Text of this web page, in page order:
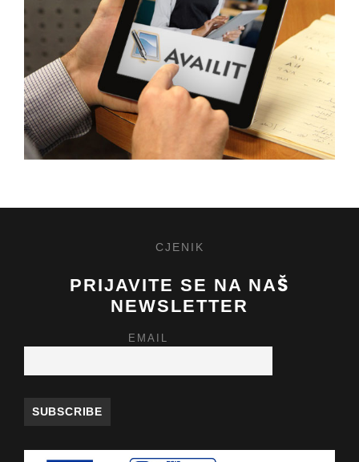
CJENIK
PRIJAVITE SE NA NAŠ
NEWSLETTER
EMAIL